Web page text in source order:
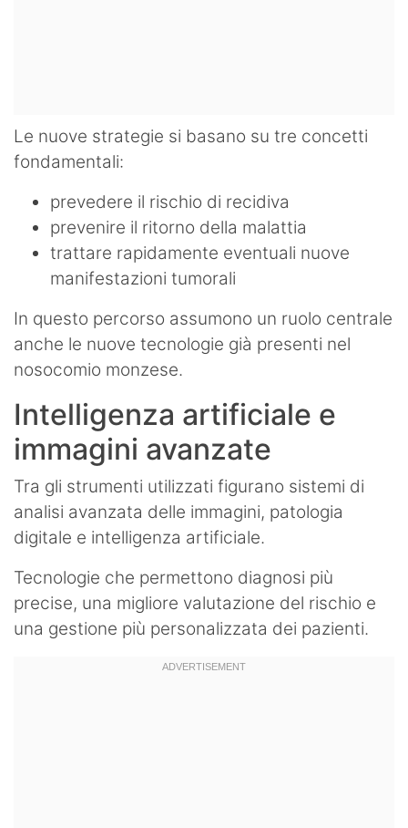
Le nuove strategie si basano su tre concetti
fondamentali:
prevedere il rischio di recidiva
prevenire il ritorno della malattia
trattare rapidamente eventuali nuove
manifestazioni tumorali
In questo percorso assumono un ruolo centrale
anche le nuove tecnologie già presenti nel
nosocomio monzese.
Intelligenza artificiale e
immagini avanzate
Tra gli strumenti utilizzati figurano sistemi di
analisi avanzata delle immagini, patologia
digitale e intelligenza artificiale.
Tecnologie che permettono diagnosi più
precise, una migliore valutazione del rischio e
una gestione più personalizzata dei pazienti.